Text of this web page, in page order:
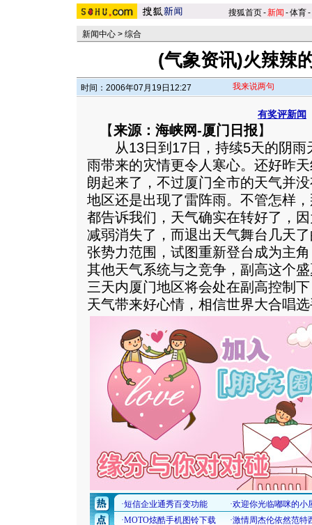
搜狐首页-新闻 -体育-
新闻中心 > 综合
(气象资讯)火辣辣
时间：2006年07月19日12:27 我来说两句
有奖评新闻
【来源：海峡网-厦门日报】
从13日到17日，持续5天的阴雨
雨带来的灾情更令人寒心。还好昨
朗起来了，不过厦门全市的天气并
地区还是出现了雷阵雨。不管怎样
都告诉我们，天气确实在转好了，
减弱消失了，而退出天气舞台几天
张势力范围，试图重新登台成为主
其他天气系统与之竞争，副高这个
三天内厦门地区将会处在副高控制
天气带来好心情，相信世界大合唱